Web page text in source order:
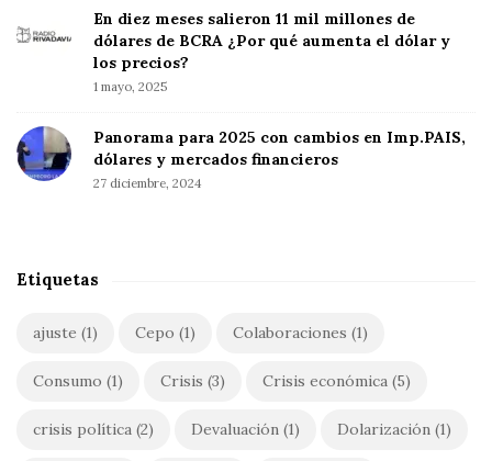
a
:
En diez meses salieron 11 mil millones de
dólares de BCRA ¿Por qué aumenta el dólar y
los precios?
1 mayo, 2025
Panorama para 2025 con cambios en Imp.PAIS,
dólares y mercados financieros
27 diciembre, 2024
Etiquetas
ajuste (1) Cepo (1) Colaboraciones (1)
Consumo (1) Crisis (3) Crisis económica (5)
crisis política (2) Devaluación (1) Dolarización (1)